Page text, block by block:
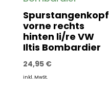
Spurstangenkopf
vorne rechts
hinten li/re VW
Iltis Bombardier
24,95 €
inkl. MwSt.